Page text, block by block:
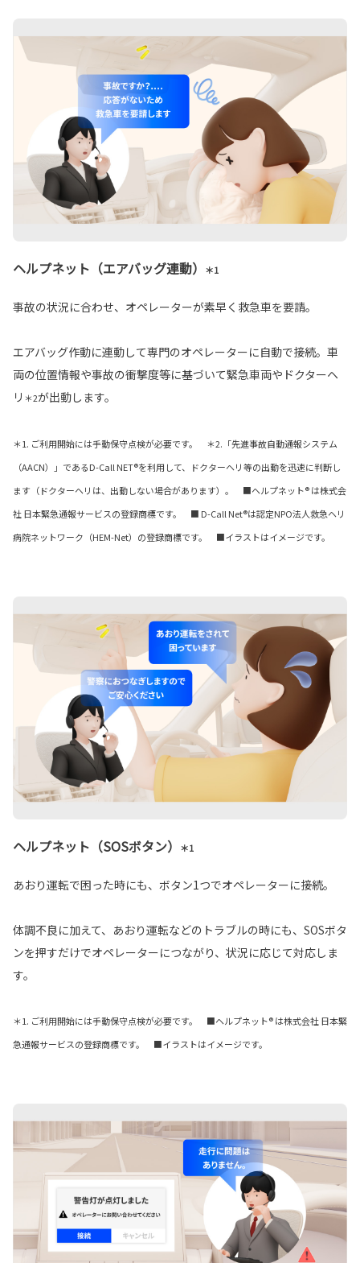
ヘルプネット（エアバッグ連動） ＊1
事故の状況に合わせ、オペレーターが素早く救急車を要請。
エアバッグ作動に連動して専門のオペレーターに自動で接続。車
両の位置情報や事故の衝撃度等に基づいて緊急車両やドクターヘ
リ ＊2が出動します。
＊1. ご利用開始には手動保守点検が必要です。 ＊2.「先進事故自動通報システム
（AACN）」であるD-Call NET®を利用して、ドクターヘリ等の出動を迅速に判断し
ます（ドクターヘリは、出動しない場合があります）。 ■ヘルプネット® は株式会
社 日本緊急通報サービスの登録商標です。 ■ D-Call Net®は認定NPO法人救急ヘリ
病院ネットワーク（HEM-Net）の登録商標です。 ■イラストはイメージです。
ヘルプネット（SOSボタン） ＊1
あおり運転で困った時にも、ボタン1つでオペレーターに接続。
体調不良に加えて、あおり運転などのトラブルの時にも、SOSボタ
ンを押すだけでオペレーターにつながり、状況に応じて対応しま
す。
＊1. ご利用開始には手動保守点検が必要です。 ■ヘルプネット® は株式会社 日本緊
急通報サービスの登録商標です。 ■イラストはイメージです。